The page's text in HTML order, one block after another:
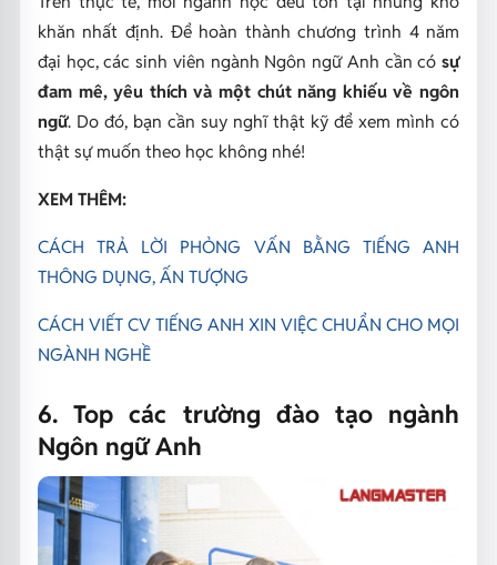
khăn nhất định. Để hoàn thành chương trình 4 năm
đại học, các sinh viên ngành Ngôn ngữ Anh cần cósự
đam mê, yêu thích và một chút năng khiếu về ngôn
ngữ. Do đó, bạn cần suy nghĩ thật kỹ để xem mình có
thật sự muốn theo học không nhé!
XEM THÊM:
CÁCH TRẢ LỜI PHỎNG VẤN BẰNG TIẾNG ANH
THÔNG DỤNG, ẤN TƯỢNG
CÁCH VIẾT CV TIẾNG ANH XIN VIỆC CHUẨN CHO MỌI
NGÀNH NGHỀ
6. Top các trường đào tạo ngành
Ngôn ngữ Anh